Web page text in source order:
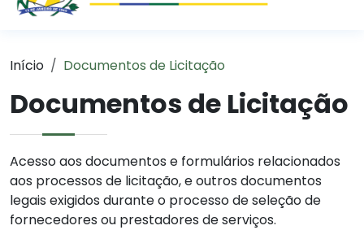
Início Documentos de Licitação
Documentos de Licitação
Acesso aos documentos e formulários relacionados
aos processos de licitação, e outros documentos
legais exigidos durante o processo de seleção de
fornecedores ou prestadores de serviços.